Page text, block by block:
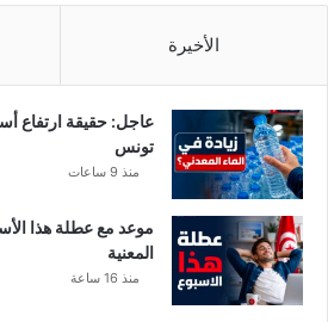
ا
خ
ة
الأخيرة
عاجل: حقيقة ارتفاع
تونس
منذ 9 ساعات
موعد مع عطلة هذا
المعنية
منذ 16 ساعة